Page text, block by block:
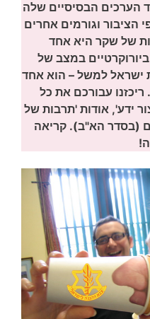
הערכים הבסיסיים שלה
הציבור וגורמים אחרים
של שקר היא אחד
במצב של
ישראל למשל – הוא אחד
עבורכם את כל
ידע', אודות 'תרבות של
(בסדר הא"ב). קריאה